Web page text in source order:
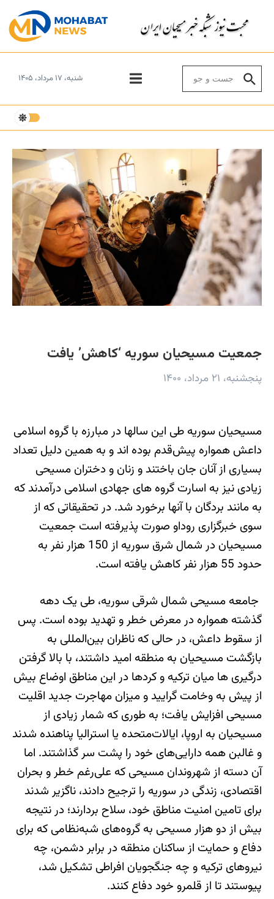
شنبه، ۱۷ مرداد، ۱۴۰۵
جمعیت مسیحیان سوریه ‘کاهش’ یافت
پنجشنبه، ۲۱ مرداد، ۱۴۰۰
مسیحیان سوریه طی این سالها در مبارزه با گروه اسلامی
داعش همواره پیش‌قدم بوده اند و به همین دلیل تعداد
بسیاری از آنان جان باختند و زنان و دختران مسیحی
زیادی نیز به اسارت گروه های جهادی اسلامی درآمدند که
به مانند بردگان با آنها برخورد شد. در تحقیقاتی که از
سوی خبرگزاری روداو صورت پذیرفته است جمعیت
مسیحیان در شمال شرق سوریه از 150 هزار نفر به
حدود 55 هزار نفر کاهش یافته است.
جامعه مسیحی شمال شرقی سوریه، طی یک دهه
گذشته همواره در معرض خطر و تهدید بوده است. پس
از سقوط داعش، در حالی‌ که ناظران بین‌المللی به
بازگشت مسیحیان به منطقه امید داشتند، با بالا گرفتن
درگیری ها میان ترکیه و کردها در این مناطق اوضاع بیش
از پیش به وخامت گرایید و میزان مهاجرت جدید اقلیت
مسیحی افزایش یافت؛ به طوری ‌که شمار زیادی از
مسیحیان به اروپا، ایالات‌متحده یا استرالیا پناهنده شدند
و غالبن همه دارایی‌های خود را پشت سر گذاشتند. اما
آن دسته از شهروندان مسیحی که علی‌رغم خطر و بحران
اقتصادی، زندگی در سوریه را ترجیح دادند، ناگزیر شدند
برای تامین امنیت مناطق خود، سلاح بردارند؛ در نتیجه
بیش از دو هزار مسیحی به گروه‌های شبه‌نظامی که برای
دفاع و حمایت از ساکنان منطقه در برابر دشمن، چه
نیروهای ترکیه و چه جنگجویان افراطی تشکیل شد،
پیوستند تا از قلمرو خود دفاع کنند.